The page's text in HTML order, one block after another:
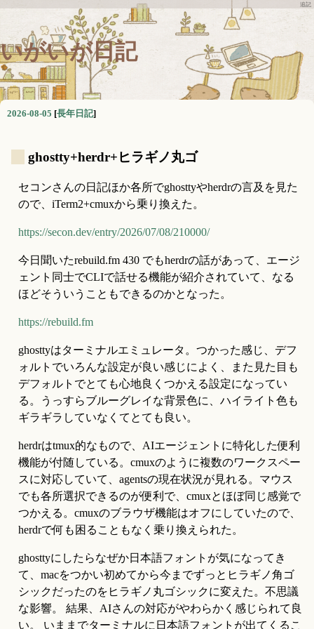
追記
いがいが日記
2026-08-05 [長年日記]
ghostty+herdr+ヒラギノ丸ゴ
セコンさんの日記ほか各所でghosttyやherdrの言及を見た
ので、iTerm2+cmuxから乗り換えた。
https://secon.dev/entry/2026/07/08/210000/
今日聞いたrebuild.fm 430 でもherdrの話があって、エージ
ェント同士でCLIで話せる機能が紹介されていて、なる
ほどそういうこともできるのかとなった。
https://rebuild.fm
ghosttyはターミナルエミュレータ。つかった感じ、デフ
ォルトでいろんな設定が良い感じによく、また見た目も
デフォルトでとても心地良くつかえる設定になってい
る。うっすらブルーグレイな背景色に、ハイライト色も
ギラギラしていなくてとても良い。
herdrはtmux的なもので、AIエージェントに特化した便利
機能が付随している。cmuxのように複数のワークスペー
スに対応していて、agentsの現在状況が見れる。マウス
でも各所選択できるのが便利で、cmuxとほぼ同じ感覚で
つかえる。cmuxのブラウザ機能はオフにしていたので、
herdrで何も困ることもなく乗り換えられた。
ghosttyにしたらなぜか日本語フォントが気になってき
て、macをつかい初めてから今までずっとヒラギノ角ゴ
シックだったのをヒラギノ丸ゴシックに変えた。不思議
な影響。 結果、AIさんの対応がやわらかく感じられて良
い。 いままでターミナルに日本語フォントが出てくるこ